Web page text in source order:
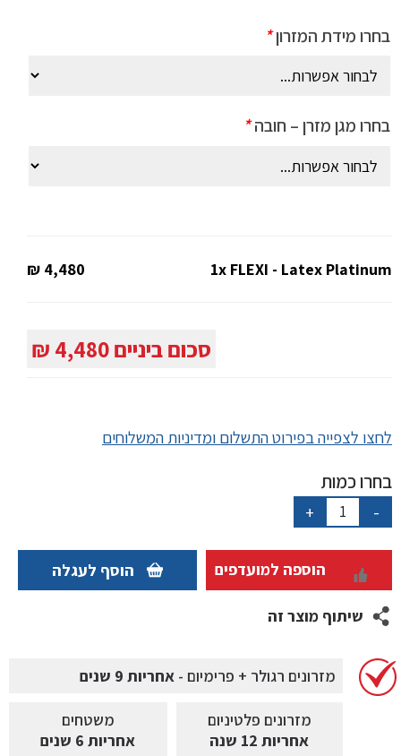
היה:
בחרו מידת המזרון*
בחרו מגן מזרן – חובה*
1x FLEXI - Latex Platinum
4,480 ₪
סכום ביניים4,480 ₪
לחצו לצפייה בפירוט התשלום ומדיניות המשלוחים
בחרו כמות
-
כמות
של
FLEXI
-
Latex
Platinum
+
הוספה למועדפים הוסף לעגלה
שיתוף מוצר זה
מזרונים רגולר + פרימיום - אחריות 9 שנים
מזרונים פלטיניום
אחריות 12 שנה
משטחים
אחריות 6 שנים